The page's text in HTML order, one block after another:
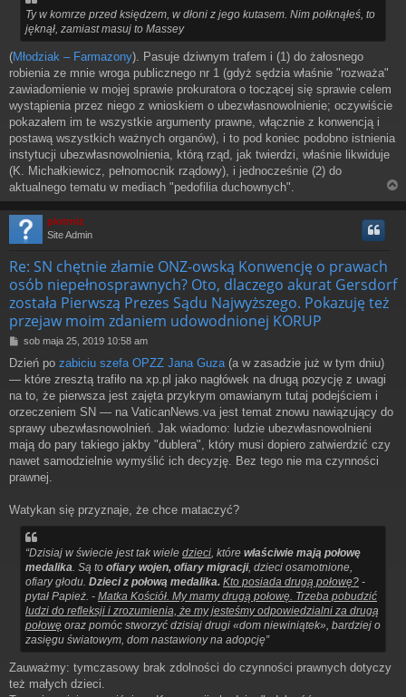
Ty w komrze przed księdzem, w dłoni z jego kutasem. Nim połknąłeś, to
jęknął, zamiast masuj to Massey
(Młodziak – Farmazony). Pasuje dziwnym trafem i (1) do żałosnego
robienia ze mnie wroga publicznego nr 1 (gdyż sędzia właśnie "rozważa"
zawiadomienie w mojej sprawie prokuratora o toczącej się sprawie celem
wystąpienia przez niego z wnioskiem o ubezwłasnowolnienie; oczywiście
pokazałem im te wszystkie argumenty prawne, włącznie z konwencją i
postawą wszystkich ważnych organów), i to pod koniec podobno istnienia
instytucji ubezwłasnowolnienia, którą rząd, jak twierdzi, właśnie likwiduje
(K. Michałkiewicz, pełnomocnik rządowy), i jednocześnie (2) do
aktualnego tematu w mediach "pedofilia duchownych".
a
piotrniz
Site Admin
Re: SN chętnie złamie ONZ-owską Konwencję o prawach
osób niepełnosprawnych? Oto, dlaczego akurat Gersdorf
została Pierwszą Prezes Sądu Najwyższego. Pokazuję też
przejaw moim zdaniem udowodnionej KORUP
P
s
t
sob maja 25, 2019 10:58 am
Dzień po zabiciu szefa OPZZ Jana Guza(a w zasadzie już w tym dniu)
— które zresztą trafiło na xp.pl jako nagłówek na drugą pozycję z uwagi
na to, że pierwsza jest zajęta przykrym omawianym tutaj podejściem i
orzeczeniem SN — na VaticanNews.va jest temat znowu nawiązujący do
sprawy ubezwłasnowolnień. Jak wiadomo: ludzie ubezwłasnowolnieni
mają do pary takiego jakby "dublera", który musi dopiero zatwierdzić czy
nawet samodzielnie wymyślić ich decyzję. Bez tego nie ma czynności
prawnej.
Watykan się przyznaje, że chce mataczyć?
“Dzisiaj w świecie jest tak wiele dzieci, które właściwie mają połowę
medalika. Są to ofiary wojen, ofiary migracji, dzieci osamotnione,
ofiary głodu. Dzieci z połową medalika. Kto posiada drugą połowę? -
pytał Papież. - Matka Kościół. My mamy drugą połowę. Trzeba pobudzić
ludzi do refleksji i zrozumienia, że my jesteśmy odpowiedzialni za drugą
połowę oraz pomóc stworzyć dzisiaj drugi «dom niewiniątek», bardziej o
zasięgu światowym, dom nastawiony na adopcję”
Zauważmy: tymczasowy brak zdolności do czynności prawnych dotyczy
też małych dzieci.